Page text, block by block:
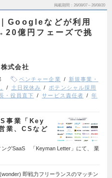
掲載期間 26/08/07～26/08/20
Googleなどが利用
億円フェーズで挑
式会社
ベンチャー企業
新規事業・
土日祝休み
ポテンシャル採用
・役員直下 サービス責任者
年
事業「Key
業、CSなど
グSaaS 「Keyman Letter」にて、 業
即戦力フリーランスのマッチン